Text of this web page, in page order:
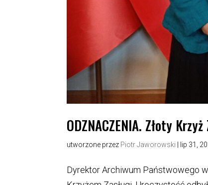
ODZNACZENIA. Złoty
utworzone przez Piotr Jaworowski lip 31,
Dyrektor Archiwum Państwowego